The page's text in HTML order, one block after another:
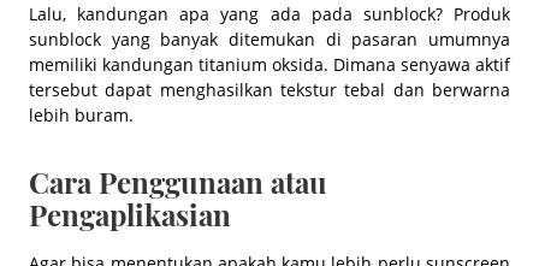
Lalu, kandungan apa yang ada pada sunblock? Produk
sunblock yang banyak ditemukan di pasaran umumnya
memiliki kandungan titanium oksida. Dimana senyawa aktif
tersebut dapat menghasilkan tekstur tebal dan berwarna
lebih buram.
Cara Penggunaan atau
Pengaplikasian